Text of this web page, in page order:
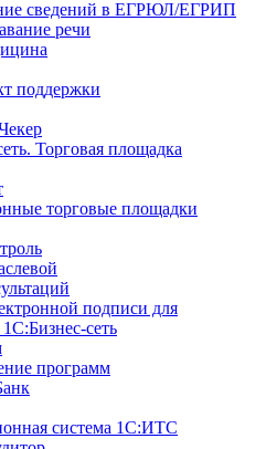
сведений в ЕГРЮЛ/ЕГРИП
речи
поддержки
Торговая площадка
торговые площадки
подписи для
сеть
программ
система 1С:ИТС